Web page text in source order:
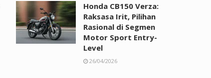
Honda CB150 Verza:
Raksasa Irit, Pilihan
Rasional di Segmen
Motor Sport Entry-
Level
26/04/2026